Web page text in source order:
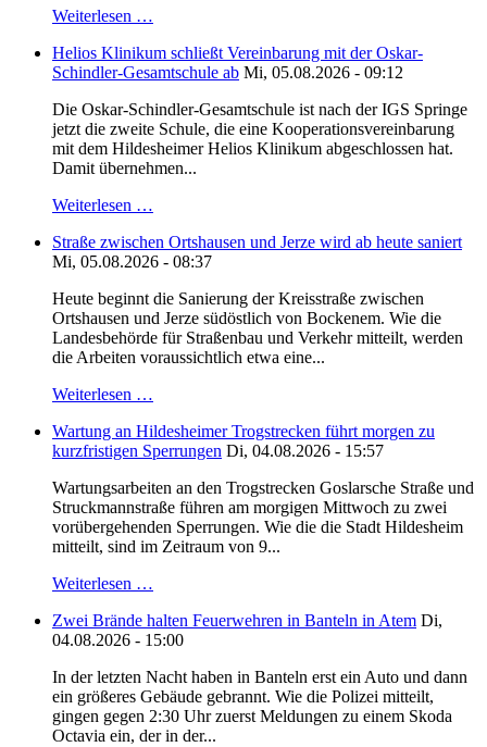
Weiterlesen …
Helios Klinikum schließt Vereinbarung mit der Oskar-
Schindler-Gesamtschule ab Mi, 05.08.2026 - 09:12
Die Oskar-Schindler-Gesamtschule ist nach der IGS Springe
jetzt die zweite Schule, die eine Kooperationsvereinbarung
mit dem Hildesheimer Helios Klinikum abgeschlossen hat.
Damit übernehmen...
Weiterlesen …
Straße zwischen Ortshausen und Jerze wird ab heute saniert
Mi, 05.08.2026 - 08:37
Heute beginnt die Sanierung der Kreisstraße zwischen
Ortshausen und Jerze südöstlich von Bockenem. Wie die
Landesbehörde für Straßenbau und Verkehr mitteilt, werden
die Arbeiten voraussichtlich etwa eine...
Weiterlesen …
Wartung an Hildesheimer Trogstrecken führt morgen zu
kurzfristigen Sperrungen Di, 04.08.2026 - 15:57
Wartungsarbeiten an den Trogstrecken Goslarsche Straße und
Struckmannstraße führen am morgigen Mittwoch zu zwei
vorübergehenden Sperrungen. Wie die die Stadt Hildesheim
mitteilt, sind im Zeitraum von 9...
Weiterlesen …
Zwei Brände halten Feuerwehren in Banteln in Atem Di,
04.08.2026 - 15:00
In der letzten Nacht haben in Banteln erst ein Auto und dann
ein größeres Gebäude gebrannt. Wie die Polizei mitteilt,
gingen gegen 2:30 Uhr zuerst Meldungen zu einem Skoda
Octavia ein, der in der...